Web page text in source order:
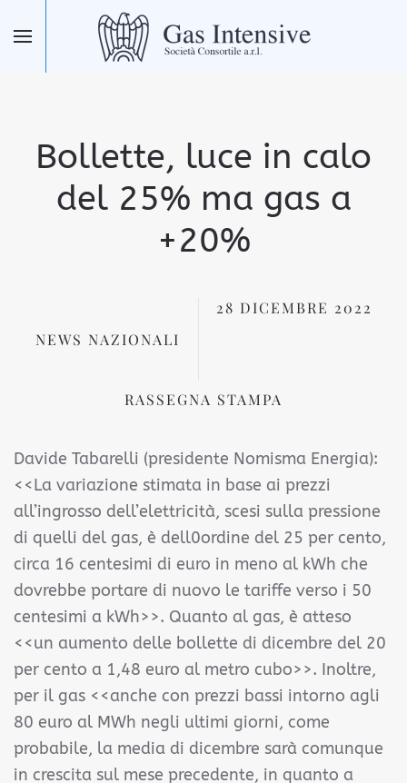
Skip to main content
Bollette, luce in calo
del 25% ma gas a
+20%
NEWS NAZIONALI
28 DICEMBRE 2022
RASSEGNA STAMPA
Davide Tabarelli (presidente Nomisma Energia):
<<La variazione stimata in base ai prezzi
all’ingrosso dell’elettricità, scesi sulla pressione
di quelli del gas, è dell0ordine del 25 per cento,
circa 16 centesimi di euro in meno al kWh che
dovrebbe portare di nuovo le tariffe verso i 50
centesimi a kWh>>. Quanto al gas, è atteso
<<un aumento delle bollette di dicembre del 20
per cento a 1,48 euro al metro cubo>>. Inoltre,
per il gas <<anche con prezzi bassi intorno agli
80 euro al MWh negli ultimi giorni, come
probabile, la media di dicembre sarà comunque
in crescita sul mese precedente, in quanto a